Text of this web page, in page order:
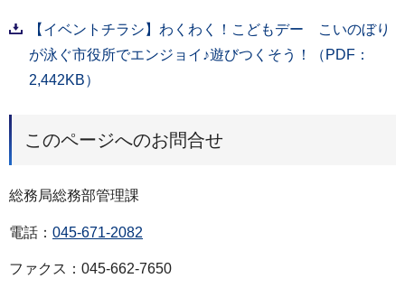
【イベントチラシ】わくわく！こどもデー こいのぼり
が泳ぐ市役所でエンジョイ♪遊びつくそう！（PDF：
2,442KB）
このページへのお問合せ
総務局総務部管理課
電話： 045-671-2082
ファクス：045-662-7650